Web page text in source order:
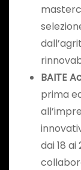
BAITE
prima
dai 18